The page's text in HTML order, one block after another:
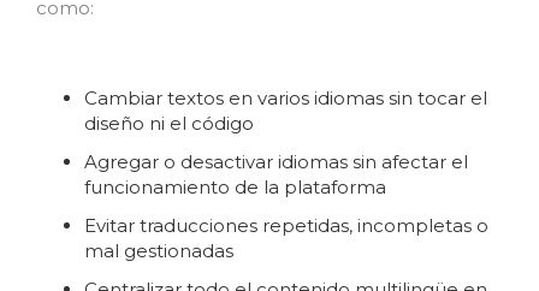
como:
Cambiar textos en varios idiomas sin tocar el
diseño ni el código
Agregar o desactivar idiomas sin afectar el
funcionamiento de la plataforma
Evitar traducciones repetidas, incompletas o
mal gestionadas